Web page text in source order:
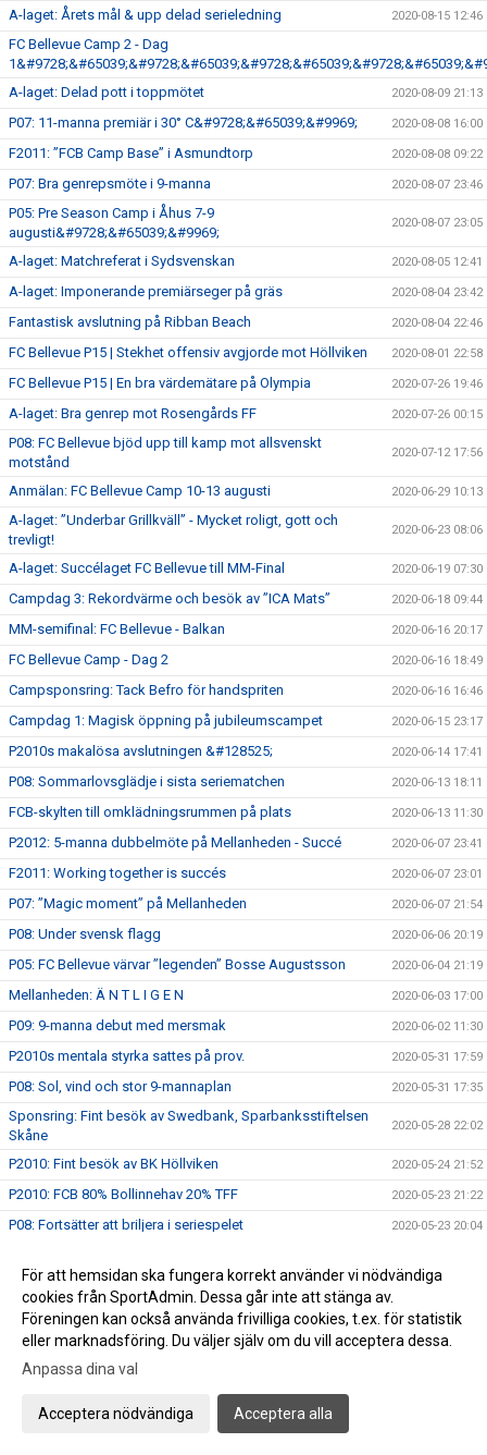
A-laget: Årets mål & upp delad serieledning 2020-08-15 12:46
FC Bellevue Camp 2 - Dag
A-laget: Delad pott i toppmötet
2020-08-09 21:13
P07: 11-manna premiär i 30° C&#9728;&#65039;&#9969; 2020-08-08 16:00
F2011: ”FCB Camp Base” i Asmundtorp 2020-08-08 09:22
P07: Bra genrepsmöte i 9-manna 2020-08-07 23:46
P05: Pre Season Camp i Åhus 7-9
augusti&#9728;&#65039;&#9969;
2020-08-07 23:05
A-laget: Matchreferat i Sydsvenskan 2020-08-05 12:41
A-laget: Imponerande premiärseger på gräs 2020-08-04 23:42
Fantastisk avslutning på Ribban Beach 2020-08-04 22:46
FC Bellevue P15 | Stekhet offensiv avgjorde mot Höllviken 2020-08-01 22:58
FC Bellevue P15 | En bra värdemätare på Olympia 2020-07-26 19:46
A-laget: Bra genrep mot Rosengårds FF 2020-07-26 00:15
P08: FC Bellevue bjöd upp till kamp mot allsvenskt
motstånd
2020-07-12 17:56
Anmälan: FC Bellevue Camp 10-13 augusti 2020-06-29 10:13
A-laget: ”Underbar Grillkväll” - Mycket roligt, gott och
trevligt!
2020-06-23 08:06
A-laget: Succélaget FC Bellevue till MM-Final 2020-06-19 07:30
Campdag 3: Rekordvärme och besök av ”ICA Mats” 2020-06-18 09:44
MM-semifinal: FC Bellevue - Balkan 2020-06-16 20:17
FC Bellevue Camp - Dag 2 2020-06-16 18:49
Campsponsring: Tack Befro för handspriten 2020-06-16 16:46
Campdag 1: Magisk öppning på jubileumscampet 2020-06-15 23:17
P2010s makalösa avslutningen &#128525; 2020-06-14 17:41
P08: Sommarlovsglädje i sista seriematchen 2020-06-13 18:11
FCB-skylten till omklädningsrummen på plats 2020-06-13 11:30
P2012: 5-manna dubbelmöte på Mellanheden - Succé 2020-06-07 23:41
F2011: Working together is succés 2020-06-07 23:01
P07: ”Magic moment” på Mellanheden 2020-06-07 21:54
P08: Under svensk flagg 2020-06-06 20:19
P05: FC Bellevue värvar ”legenden” Bosse Augustsson 2020-06-04 21:19
Mellanheden: Ä N T L I G E N 2020-06-03 17:00
P09: 9-manna debut med mersmak 2020-06-02 11:30
P2010s mentala styrka sattes på prov. 2020-05-31 17:59
P08: Sol, vind och stor 9-mannaplan 2020-05-31 17:35
Sponsring: Fint besök av Swedbank, Sparbanksstiftelsen
Skåne
2020-05-28 22:02
P2010: Fint besök av BK Höllviken 2020-05-24 21:52
P2010: FCB 80% Bollinnehav 20% TFF 2020-05-23 21:22
P08: Fortsätter att briljera i seriespelet 2020-05-23 20:04
FC Bellevue P15 | Seier’n er vår! &#127475;&#127476; 2020-05-18 16:57
F2011: "Tough Times don´t last - tough teams do!" 2020-05-18 13:55
F2011: "Tough Times dont last - tough teams do!" 2020-05-18 13:25
P07: Mot nya höjder i 11-manna
P08: Det ligger i luften
För att hemsidan ska fungera korrekt använder vi nödvändiga
cookies från SportAdmin. Dessa går inte att stänga av.
Föreningen kan också använda frivilliga cookies, t.ex. för statistik
eller marknadsföring. Du väljer själv om du vill acceptera dessa.
Anpassa dina val
Acceptera nödvändiga Acceptera alla